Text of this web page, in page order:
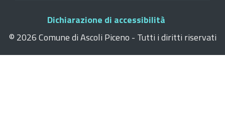
Dichiarazione di accessibilità
© 2026 Comune di Ascoli Piceno - Tutti i diritti riservati